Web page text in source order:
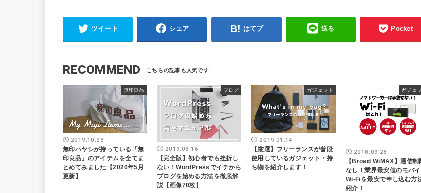
ツイート シェア はてブ 送る Pocket
RECOMMEND
無印良品
2019.10.23
無印ハヤシが持っている「無
印良品」のアイテムを全てま
とめてみました【2020年5月
更新】
ブログ
2019.03.16
【完全版】初心者でも挫折し
ない！WordPressでイチから
ブログを始める方法を徹底解
説【画像70枚】
ガジェット
2019.01.14
【厳選】フリーランスが普段
使用しているガジェット・持
ち物を紹介します！
ガジェ
2018.09.28
【Broad WiMAX】通信制
なし！業界最安値のモバ
Wi-Fiを最安で申し込む方
紹介！